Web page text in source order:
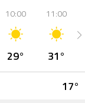
10:00
29°
11:00
31°
17°